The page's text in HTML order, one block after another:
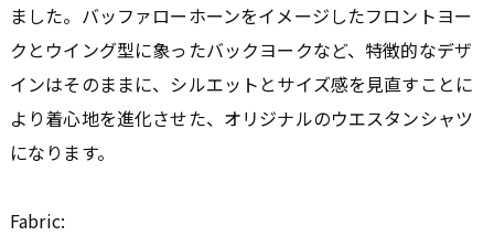
ました。バッファローホーンをイメージしたフロントヨー
クとウイング型に象ったバックヨークなど、特徴的なデザ
インはそのままに、シルエットとサイズ感を見直すことに
より着心地を進化させた、オリジナルのウエスタンシャツ
になります。
Fabric: